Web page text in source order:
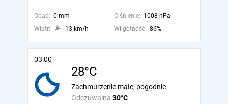
Opad: 0 mm Ciśnienie: 1008 hPa
Wiatr:
13 km/h Wilgotność: 86%
03:00
28°C
Odczuwalna 30°C
Zachmurzenie małe, pogodnie